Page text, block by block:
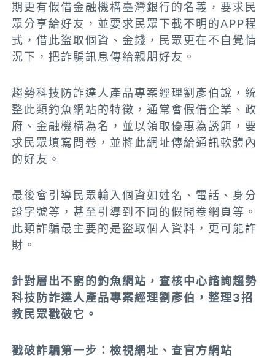
期更有假借金融機構臺灣銀行的名義，要求民
眾分享給好友，並要求民眾下載不明的APP程
式，借此盜取個資、金錢，民眾更在不自覺情
況下，把詐騙訊息傳給親朋好友。
趨勢科技防詐達人產品專案經理劉彥伯說，統
整此類釣魚網站的特徵，通常會假借企業、政
府、金融機構為名，並以領取優惠為誘餌，要
求民眾填寫問卷，並將此網址傳給通訊軟體內
的好友。
最後會引導民眾輸入個資如姓名、電話、身分
證字號等，甚至引導到不同的假問卷網頁等。
此類詐騙最主要的是盜取個人資料，更可能詐
財。
針對層出不窮的釣魚網站，查核中心諮詢趨勢
科技防詐達人產品專案經理劉彥伯，整理3招
教民眾戳破它。
戳破詐騙第一步：檢視網址、查官方網站